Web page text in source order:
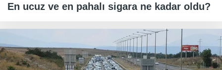
En ucuz ve en pahalı sigara ne kadar oldu?